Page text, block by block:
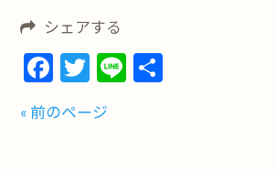
シェアする
Facebook
Twitter
Line
« 前のページ